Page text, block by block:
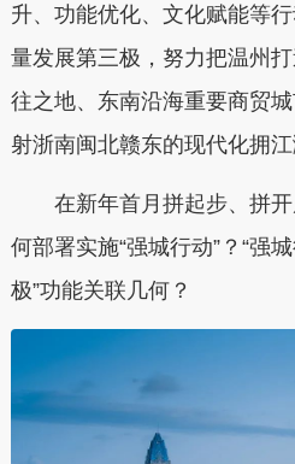
升、功能优化、文化赋能等
量发展第三极，努力把温州
往之地、东南沿海重要商贸
射浙南闽北赣东的现代化拥江
在新年首月拼起步、拼
何部署实施“强城行动”？“强
极”功能关联几何？